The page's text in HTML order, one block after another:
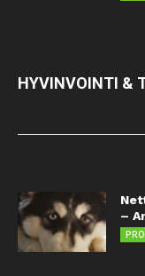
HYVINVOINTI &
–
PRO